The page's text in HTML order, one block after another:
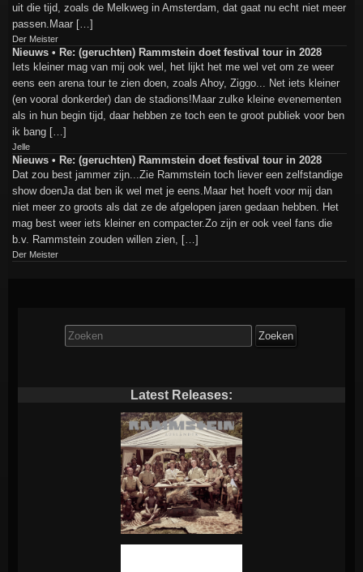
uit die tijd, zoals de Melkweg in Amsterdam, dat gaat nu echt niet meer
passen.Maar […]
Der Meister
Nieuws • Re: (geruchten) Rammstein doet festival tour in 2028
Iets kleiner mag van mij ook wel, het lijkt het me wel vet om ze weer
eens een arena tour te zien doen, zoals Ahoy, Ziggo... Net iets kleiner
(en vooral donkerder) dan de stadions!Maar zulke kleine evenementen
als in hun begin tijd, daar hebben ze toch een te groot publiek voor ben
ik bang […]
Jelle
Nieuws • Re: (geruchten) Rammstein doet festival tour in 2028
Dat zou best jammer zijn...Zie Rammstein toch liever een zelfstandige
show doenJa dat ben ik wel met je eens.Maar het hoeft voor mij dan
niet meer zo groots als dat ze de afgelopen jaren gedaan hebben. Het
mag best weer iets kleiner en compacter.Zo zijn er ook veel fans die
b.v. Rammstein zouden willen zien, […]
Der Meister
Zoek
naar:
Latest Releases: